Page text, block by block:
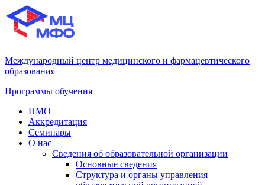
Международный центр медицинского и фармацевтического
образования
Программы обучения
НМО
Аккредитация
Семинары
О нас
Сведения об образовательной организации
Основные сведения
Структура и органы управления